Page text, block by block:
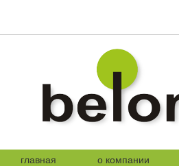
главная о компании